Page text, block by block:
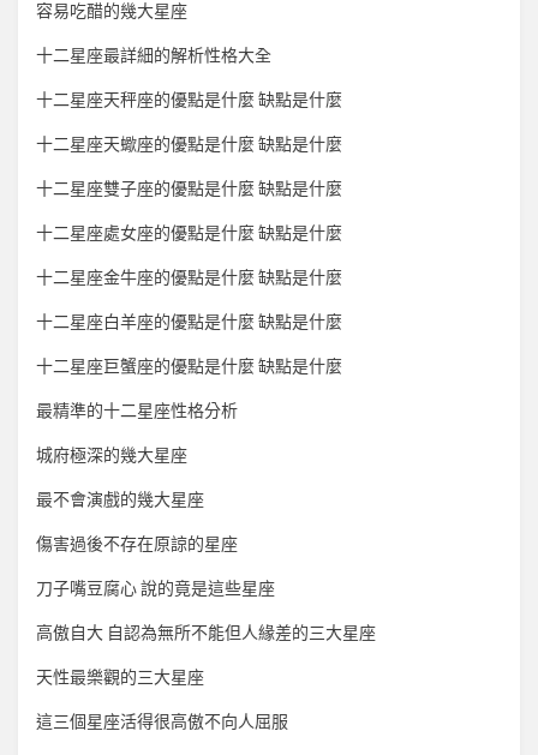
容易吃醋的幾大星座
十二星座最詳細的解析性格大全
十二星座天秤座的優點是什麼 缺點是什麼
十二星座天蠍座的優點是什麼 缺點是什麼
十二星座雙子座的優點是什麼 缺點是什麼
十二星座處女座的優點是什麼 缺點是什麼
十二星座金牛座的優點是什麼 缺點是什麼
十二星座白羊座的優點是什麼 缺點是什麼
十二星座巨蟹座的優點是什麼 缺點是什麼
最精準的十二星座性格分析
城府極深的幾大星座
最不會演戲的幾大星座
傷害過後不存在原諒的星座
刀子嘴豆腐心 說的竟是這些星座
高傲自大 自認為無所不能但人緣差的三大星座
天性最樂觀的三大星座
這三個星座活得很高傲不向人屈服